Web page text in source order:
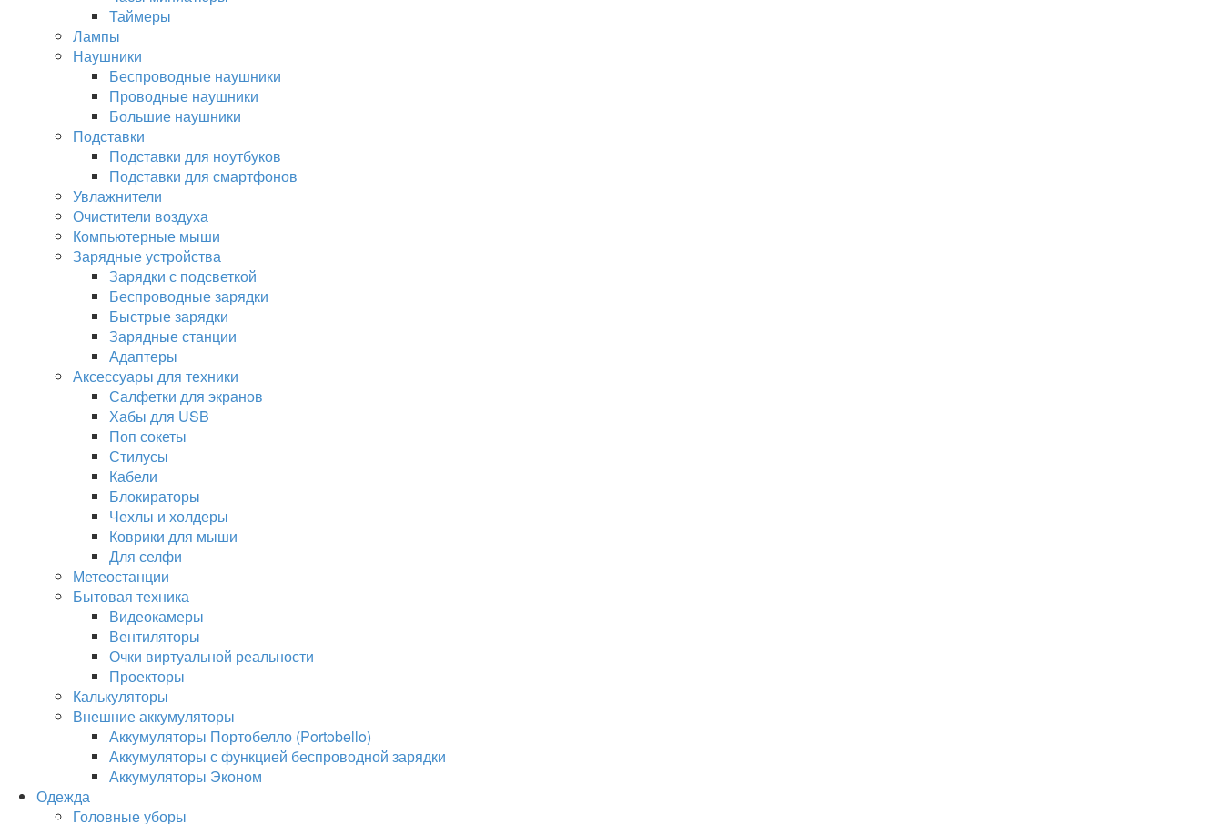
Таймеры
Лампы
Наушники
Беспроводные наушники
Проводные наушники
Большие наушники
Подставки
Подставки для ноутбуков
Подставки для смартфонов
Увлажнители
Очистители воздуха
Компьютерные мыши
Зарядные устройства
Зарядки с подсветкой
Беспроводные зарядки
Быстрые зарядки
Зарядные станции
Адаптеры
Аксессуары для техники
Салфетки для экранов
Хабы для USB
Поп сокеты
Стилусы
Кабели
Блокираторы
Чехлы и холдеры
Коврики для мыши
Для селфи
Метеостанции
Бытовая техника
Видеокамеры
Вентиляторы
Очки виртуальной реальности
Проекторы
Калькуляторы
Внешние аккумуляторы
Аккумуляторы Портобелло (Portobello)
Аккумуляторы с функцией беспроводной зарядки
Аккумуляторы Эконом
Одежда
Головные уборы